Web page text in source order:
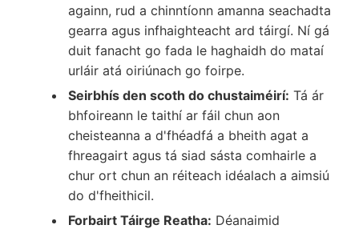
againn, rud a chinntíonn amanna seachadta
gearra agus infhaighteacht ard táirgí. Ní gá
duit fanacht go fada le haghaidh do mataí
urláir atá oiriúnach go foirpe.
Seirbhís den scoth do chustaiméirí: Tá ár
bhfoireann le taithí ar fáil chun aon
cheisteanna a d'fhéadfá a bheith agat a
fhreagairt agus tá siad sásta comhairle a
chur ort chun an réiteach idéalach a aimsiú
do d'fheithicil.
Forbairt Táirge Reatha: Déanaimid